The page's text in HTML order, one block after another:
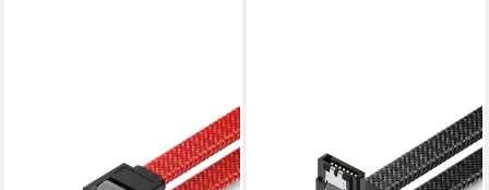
deleyCON 60cm SATA 3
Kabel Nylon 6Gbit/s HDD SSD
deleyCON 60cm SATA 3
Kabel Nylon 6Gbit/s HDD SSD